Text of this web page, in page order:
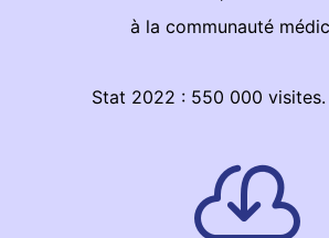
à la communauté
Stat 2022 : 550 000 visites.